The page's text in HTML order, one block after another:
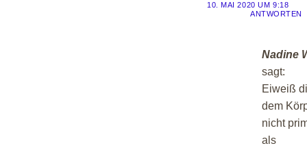
10. MAI 2020 UM 9:18
ANTWORTEN
Nadine
sagt:
Eiweiß
dem
nicht
als